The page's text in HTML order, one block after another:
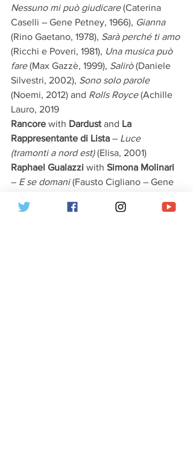
Nessuno mi può giudicare (Caterina
Caselli – Gene Petney, 1966), Gianna
(Rino Gaetano, 1978), Sarà perché ti amo
(Ricchi e Poveri, 1981), Una musica può
fare (Max Gazzè, 1999), Salirò (Daniele
Silvestri, 2002), Sono solo parole
(Noemi, 2012) and Rolls Royce (Achille
Lauro, 2019
Rancore with Dardust and La
Rappresentante di Lista – Luce
(tramonti a nord est) (Elisa, 2001)
Raphael Gualazzi with Simona Molinari
– E se domani (Fausto Cigliano – Gene
Riki with Ana Mena L’edera
(Nilla Pizzi